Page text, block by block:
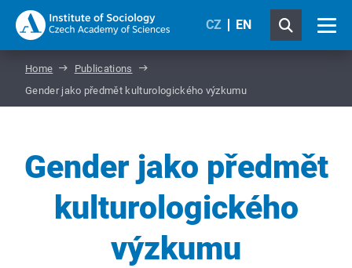
CZ EN
Home
Publications
Gender jako předmět kulturologického výzkumu
Gender jako předmět
kulturologického
výzkumu